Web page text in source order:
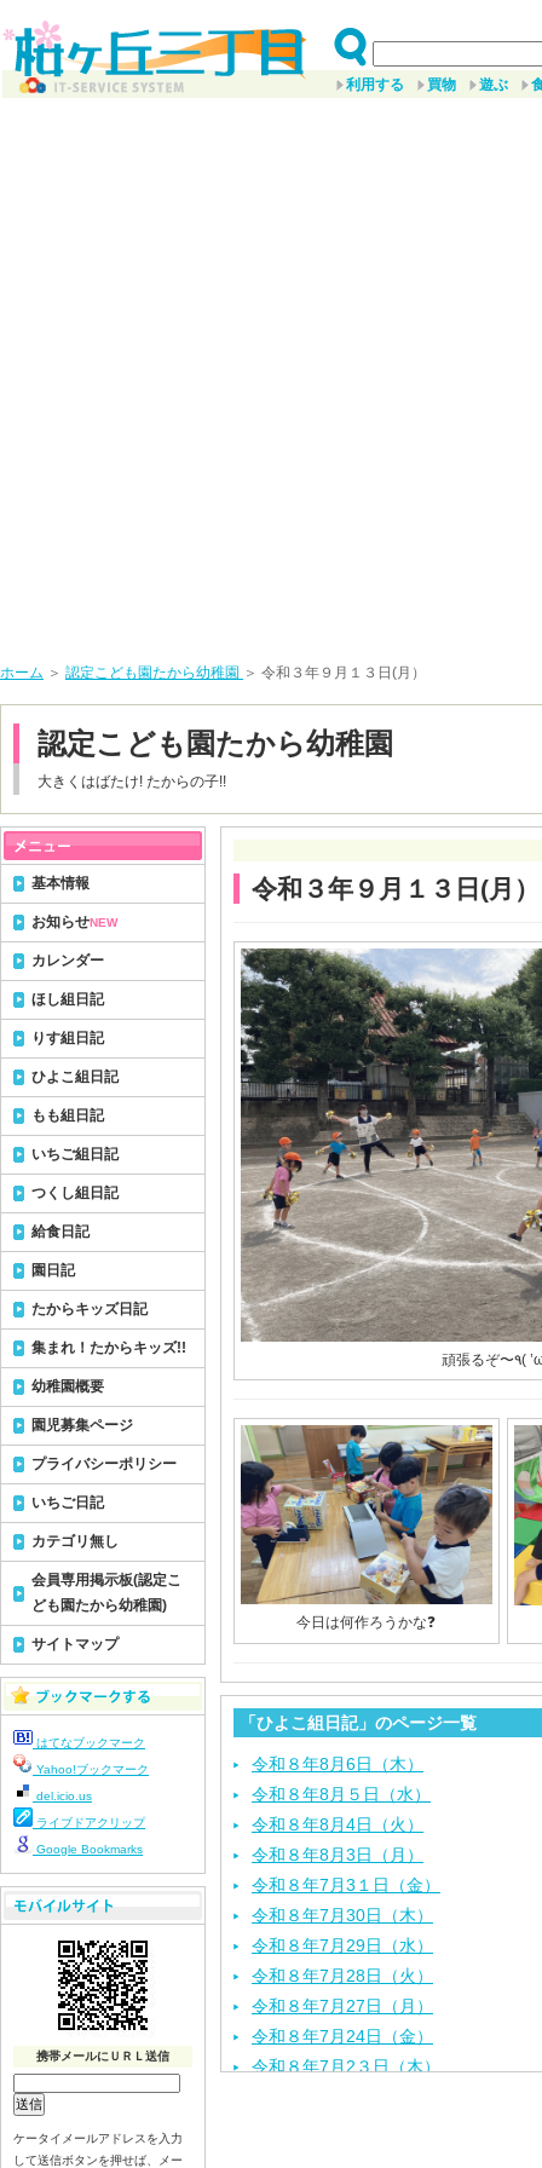
利用する 買物 遊ぶ
ホーム ＞ 認定こども園たから幼稚園 ＞ 令和３年９月１３日(月）
認定こども園たから幼稚園
大きくはばたけ! たからの子!!
令和３年９月１３日(月）
今日は何作ろうかな❓
「ひよこ組日記」のページ一覧
令和８年8月6日（木）
令和８年8月５日（水）
令和８年8月4日（火）
令和８年8月3日（月）
令和８年7月3１日（金）
令和８年7月30日（木）
令和８年7月29日（水）
令和８年7月28日（火）
令和８年7月27日（月）
令和８年7月24日（金）
令和８年7月2３日（木）
基本情報
お知らせNEW
カレンダー
ほし組日記
りす組日記
ひよこ組日記
もも組日記
いちご組日記
つくし組日記
給食日記
園日記
たからキッズ日記
集まれ！たからキッズ!!
幼稚園概要
園児募集ページ
プライバシーポリシー
いちご日記
カテゴリ無し
会員専用掲示板(認定こ
ども園たから幼稚園)
サイトマップ
はてなブックマーク
Yahoo!ブックマーク
del.icio.us
ライブドアクリップ
Google Bookmarks
携帯メールにＵＲＬ送信
ケータイメールアドレスを入力
して送信ボタンを押せば、メー